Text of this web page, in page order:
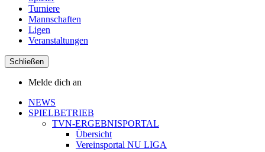
Turniere
Mannschaften
Ligen
Veranstaltungen
Schließen
Melde dich an
NEWS
SPIELBETRIEB
TVN-ERGEBNISPORTAL
Übersicht
Vereinsportal NU LIGA